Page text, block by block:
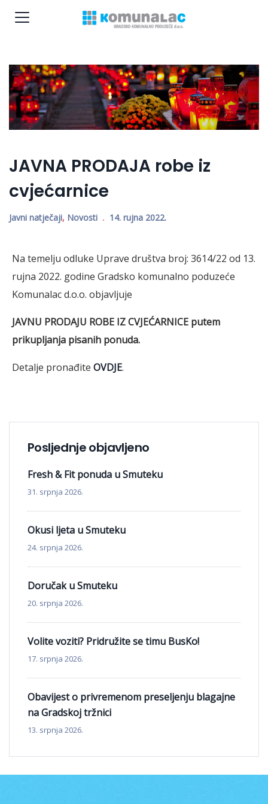
JAVNA PRODAJA robe iz
cvjećarnice
Javni natječaji, Novosti 14. rujna 2022.
Na temelju odluke Uprave društva broj: 3614/22 od 13.
rujna 2022. godine Gradsko komunalno poduzeće
Komunalac d.o.o. objavljuje
JAVNU PRODAJU ROBE IZ CVJEĆARNICE putem
prikupljanja pisanih ponuda.
Detalje pronađite OVDJE.
Posljednje objavljeno
Fresh & Fit ponuda u Smuteku
31. srpnja 2026.
Okusi ljeta u Smuteku
24. srpnja 2026.
Doručak u Smuteku
20. srpnja 2026.
Volite voziti? Pridružite se timu BusKo!
17. srpnja 2026.
Obavijest o privremenom preseljenju blagajne
na Gradskoj tržnici
13. srpnja 2026.